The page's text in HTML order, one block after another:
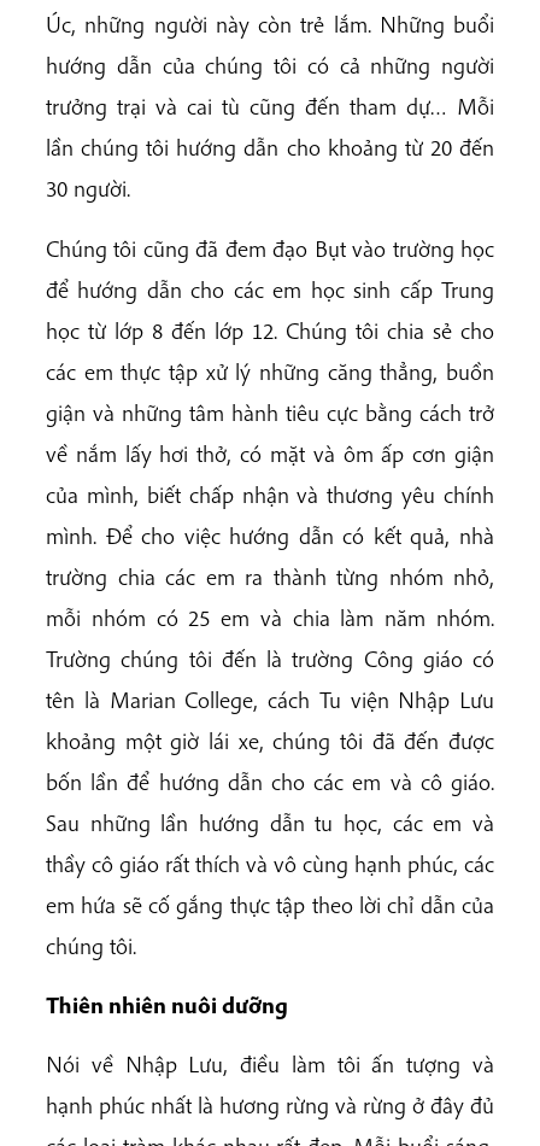
Úc, những người này còn trẻ lắm. Những buổi
hướng dẫn của chúng tôi có cả những người
trưởng trại và cai tù cũng đến tham dự… Mỗi
lần chúng tôi hướng dẫn cho khoảng từ 20 đến
30 người.
Chúng tôi cũng đã đem đạo Bụt vào trường học
để hướng dẫn cho các em học sinh cấp Trung
học từ lớp 8 đến lớp 12. Chúng tôi chia sẻ cho
các em thực tập xử lý những căng thẳng, buồn
giận và những tâm hành tiêu cực bằng cách trở
về nắm lấy hơi thở, có mặt và ôm ấp cơn giận
của mình, biết chấp nhận và thương yêu chính
mình. Để cho việc hướng dẫn có kết quả, nhà
trường chia các em ra thành từng nhóm nhỏ,
mỗi nhóm có 25 em và chia làm năm nhóm.
Trường chúng tôi đến là trường Công giáo có
tên là Marian College, cách Tu viện Nhập Lưu
khoảng một giờ lái xe, chúng tôi đã đến được
bốn lần để hướng dẫn cho các em và cô giáo.
Sau những lần hướng dẫn tu học, các em và
thầy cô giáo rất thích và vô cùng hạnh phúc, các
em hứa sẽ cố gắng thực tập theo lời chỉ dẫn của
chúng tôi.
Thiên nhiên nuôi dưỡng
Nói về Nhập Lưu, điều làm tôi ấn tượng và
hạnh phúc nhất là hương rừng và rừng ở đây đủ